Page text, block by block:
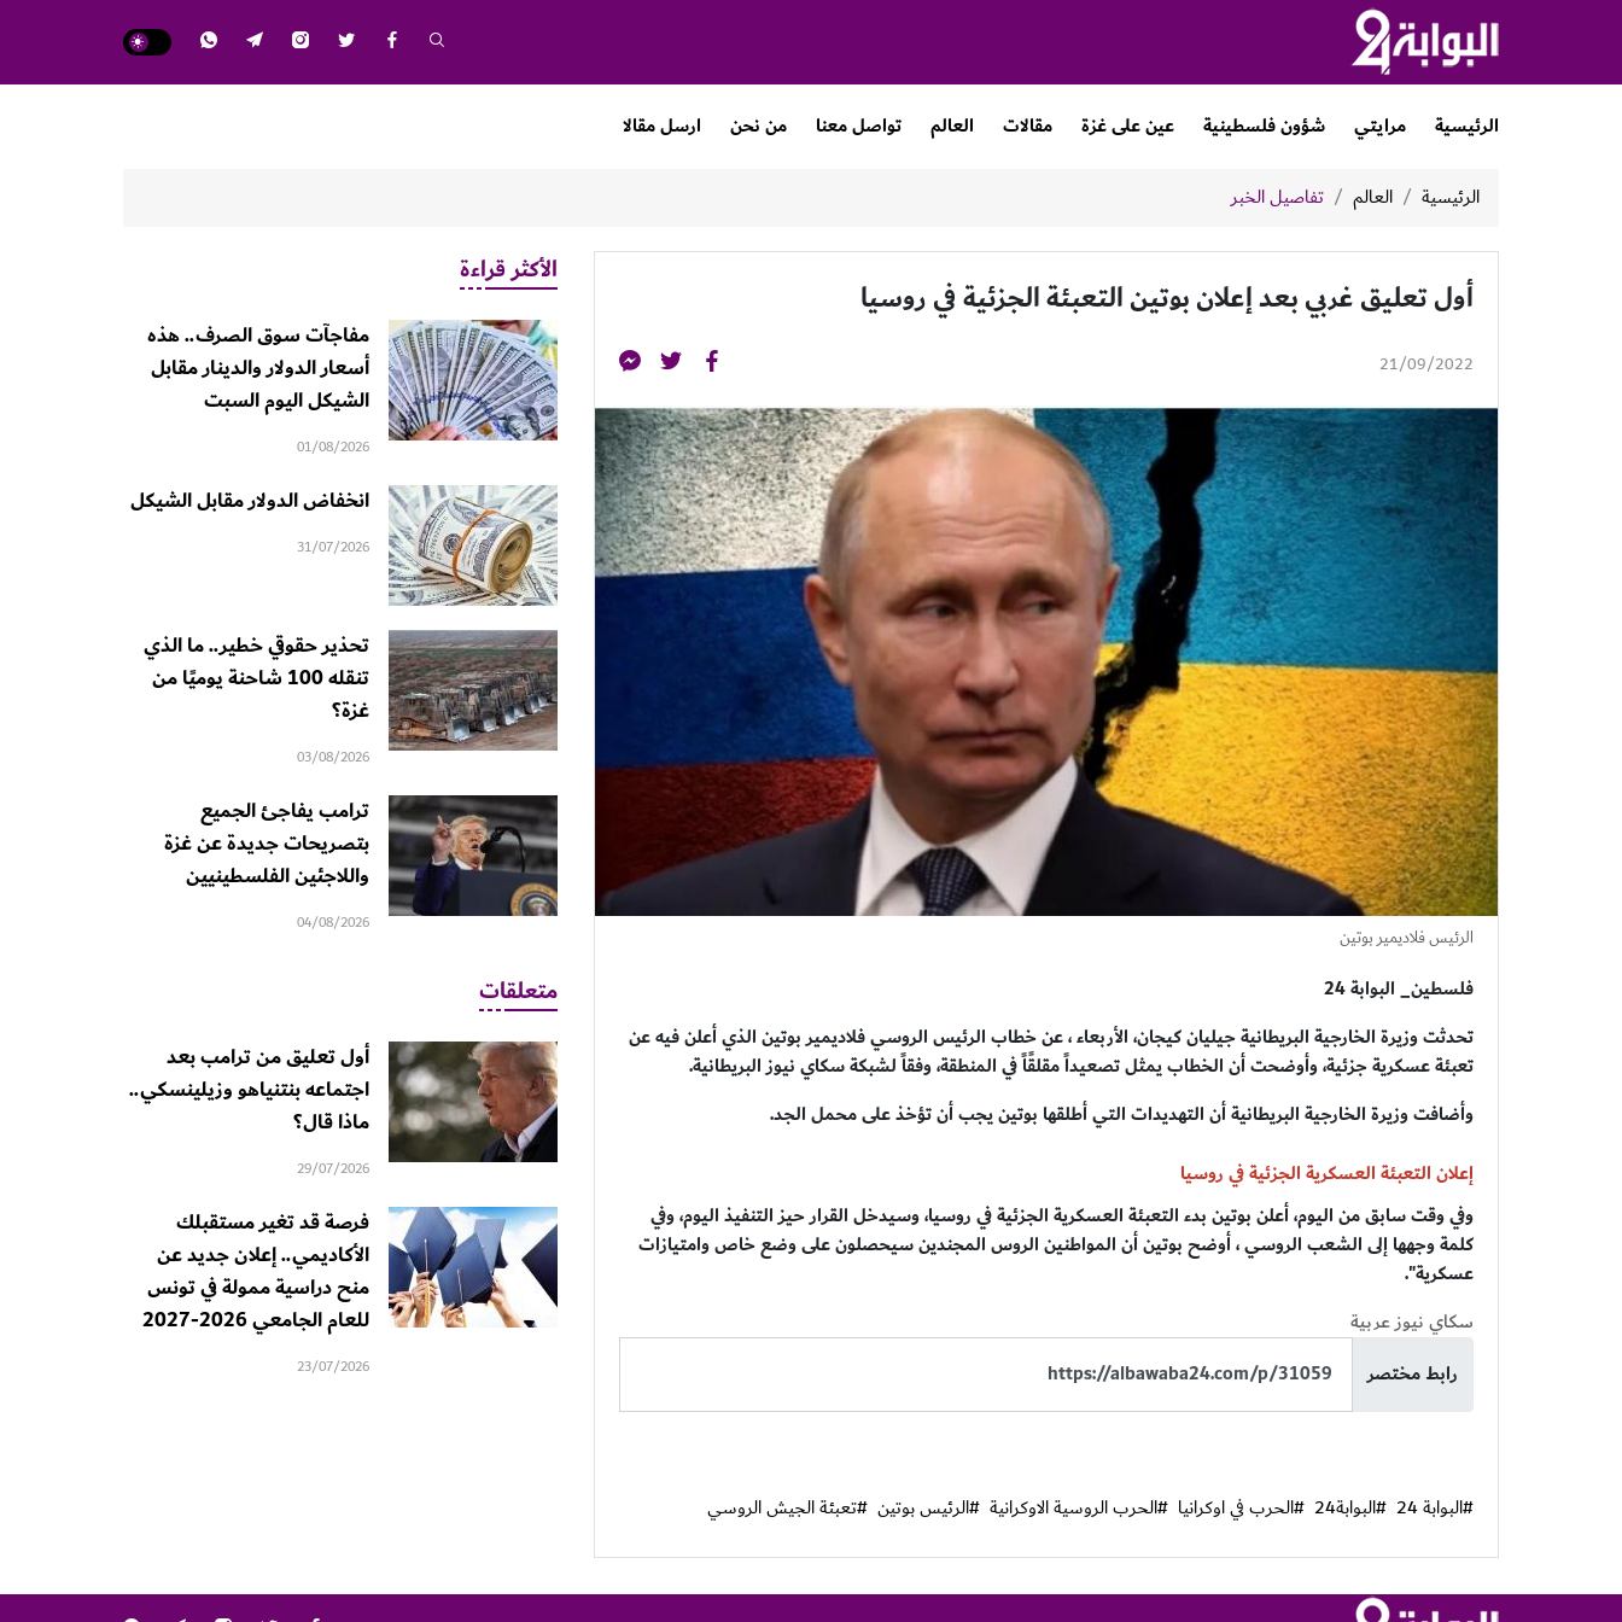
الرئيسية مرايتي شؤون فلسطينية عين على غزة مقالات العالم تواصل معنا من نحن ارسل مقالا
الرئيسية العالم تفاصيل الخبر
أول تعليق غربي بعد إعلان بوتين التعبئة الجزئية في روسيا
21/09/2022
الرئيس فلاديمير بوتين
فلسطين_ البوابة 24
تحدثت وزيرة الخارجية البريطانية جيليان كيجان، الأربعاء ، عن خطاب الرئيس الروسي فلاديمير بوتين الذي أعلن فيه عن
تعبئة عسكرية جزئية، وأوضحت أن الخطاب يمثل تصعيداً مقلقًاً في المنطقة، وفقاً لشبكة سكاي نيوز البريطانية.
وأضافت وزيرة الخارجية البريطانية أن التهديدات التي أطلقها بوتين يجب أن تؤخذ على محمل الجد.
إعلان التعبئة العسكرية الجزئية في روسيا
وفي وقت سابق من اليوم، أعلن بوتين بدء التعبئة العسكرية الجزئية في روسيا، وسيدخل القرار حيز التنفيذ اليوم، وفي
كلمة وجهها إلى الشعب الروسي ، أوضح بوتين أن المواطنين الروس المجندين سيحصلون على وضع خاص وامتيازات
عسكرية".
سكاي نيوز عربية
رابط مختصر
#البوابة 24 #البوابة24 #الحرب في اوكرانيا #الحرب الروسية الاوكرانية #الرئيس بوتين #تعبئة الجيش الروسي
الأكثر قراءة
مفاجآت سوق الصرف.. هذه
أسعار الدولار والدينار مقابل
الشيكل اليوم السبت
01/08/2026
انخفاض الدولار مقابل الشيكل
31/07/2026
تحذير حقوقي خطير.. ما الذي
تنقله 100 شاحنة يوميًا من
غزة؟
03/08/2026
ترامب يفاجئ الجميع
بتصريحات جديدة عن غزة
واللاجئين الفلسطينيين
04/08/2026
متعلقات
أول تعليق من ترامب بعد
اجتماعه بنتنياهو وزيلينسكي..
ماذا قال؟
29/07/2026
فرصة قد تغير مستقبلك
الأكاديمي.. إعلان جديد عن
منح دراسية ممولة في تونس
للعام الجامعي 2026-2027
23/07/2026